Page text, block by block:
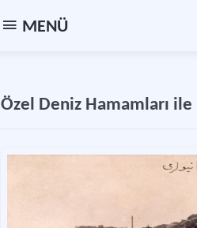
MENÜ
Özel Deniz Hamamları